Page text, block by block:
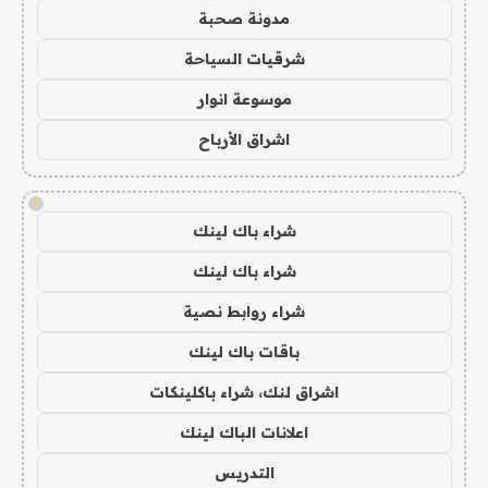
مدونة صحبة
شرقيات السياحة
موسوعة انوار
اشراق الأرباح
!
شراء باك لينك
شراء باك لينك
شراء روابط نصية
باقات باك لينك
اشراق لنك، شراء باكلينكات
اعلانات الباك لينك
التدريس